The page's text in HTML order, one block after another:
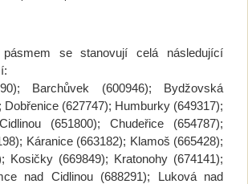
se stanovují celá následující
Barchůvek (600946); Bydžovská
Dobřenice (627747); Humburky (649317);
(651800); Chudeřice (654787);
Káranice (663182); Klamoš (665428);
Kosičky (669849); Kratonohy (674141);
nad Cidlinou (688291); Luková nad